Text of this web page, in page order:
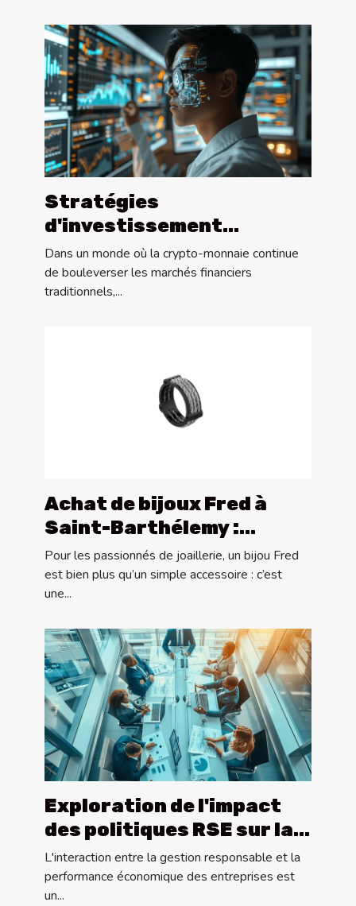
Stratégies
d'investissement
émergentes en crypto-
monnaie pour 2023
Dans un monde où la crypto-monnaie continue
de bouleverser les marchés financiers
traditionnels,...
Achat de bijoux Fred à
Saint-Barthélemy :
découvrez les joailleries
Goldfinger
Pour les passionnés de joaillerie, un bijou Fred
est bien plus qu’un simple accessoire : c’est
une...
Exploration de l'impact
des politiques RSE sur la
performance des grandes
entreprises
L'interaction entre la gestion responsable et la
performance économique des entreprises est
un...